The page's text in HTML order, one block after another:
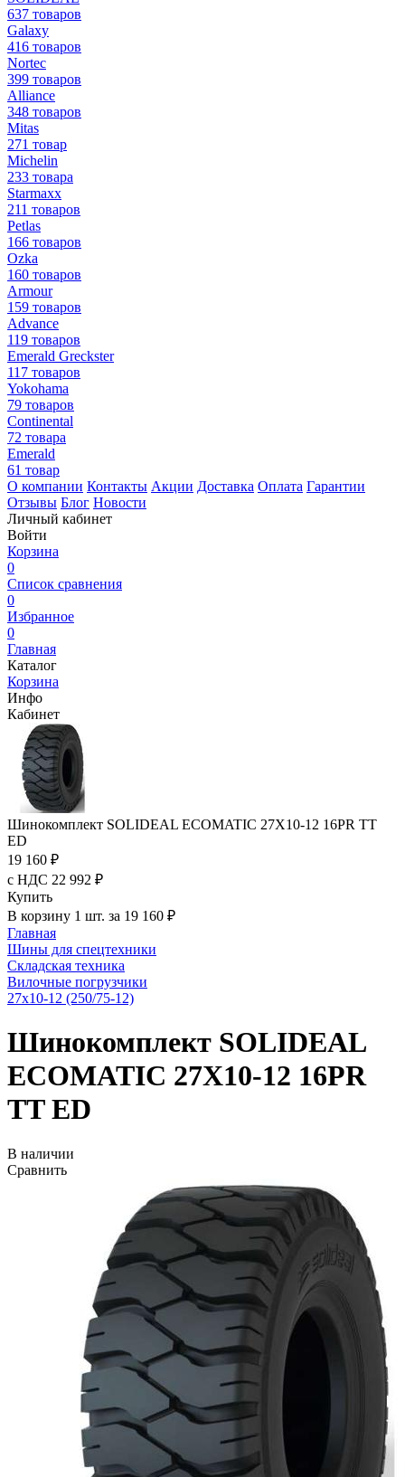
637 товаров
Galaxy
416 товаров
Nortec
399 товаров
Alliance
348 товаров
Mitas
271 товар
Michelin
233 товара
Starmaxx
211 товаров
Petlas
166 товаров
Ozka
160 товаров
Armour
159 товаров
Advance
119 товаров
Emerald Greckster
117 товаров
Yokohama
79 товаров
Continental
72 товара
Emerald
61 товар
О компании Контакты Акции Доставка Оплата Гарантии
Отзывы Блог Новости
Личный кабинет
Войти
Корзина
0
Список сравнения
0
Избранное
0
Главная
Каталог
Корзина
Инфо
Кабинет
Шинокомплект SOLIDEAL ECOMATIC 27X10-12 16PR TT
ED
19 160 ₽
с НДС 22 992 ₽
Купить
В корзину 1 шт. за 19 160 ₽
Главная
Шины для спецтехники
Складская техника
Вилочные погрузчики
27x10-12 (250/75-12)
Шинокомплект SOLIDEAL
ECOMATIC 27X10-12 16PR
TT ED
В наличии
Сравнить